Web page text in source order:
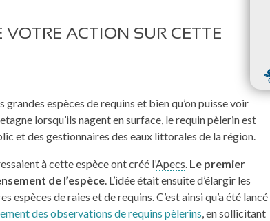
ACTION SUR CETTE
grandes espèces de requins et bien qu’on puisse voir
lorsqu’ils nagent en surface, le requin pèlerin est
et des gestionnaires des eaux littorales de la région.
à cette espèce ont créé l’Apecs. Le premier
de l’espèce. L’idée était ensuite d’élargir les
espèces de raies et de requins. C’est ainsi qu’a été lancé
des observations de requins pèlerins, en sollicitant